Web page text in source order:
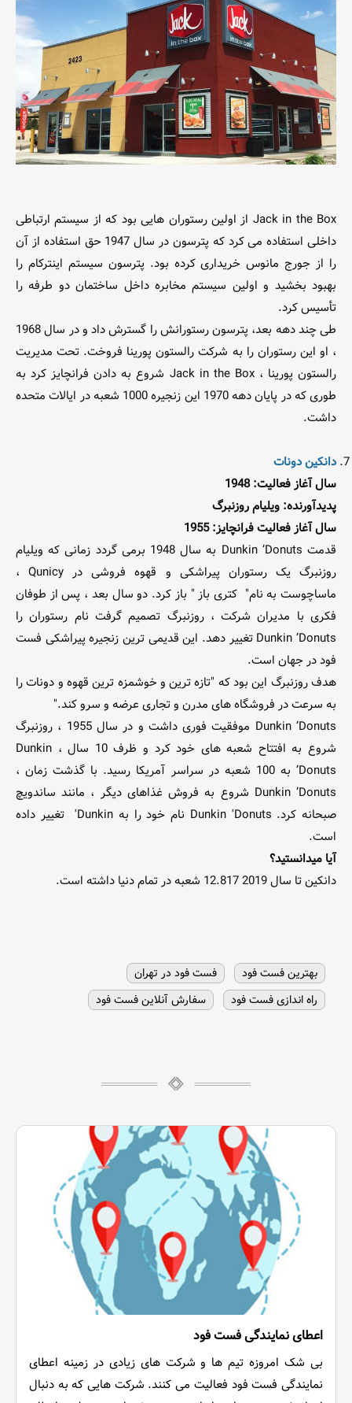
Jack in the Box از اولین رستوران هایی بود که از سیستم ارتباطی
داخلی استفاده می کرد که پترسون در سال 1947 حق استفاده از آن
را از جورج مانوس خریداری کرده بود. پترسون سیستم اینترکام را
بهبود بخشید و اولین سیستم مخابره داخل ساختمان دو طرفه را
تأسیس کرد.
طی چند دهه بعد، پترسون رستورانش را گسترش داد و در سال 1968
، او این رستوران را به شرکت رالستون پورینا فروخت. تحت مدیریت
رالستون پورینا ، Jack in the Box شروع به دادن فرانچایز کرد به
طوری که در پایان دهه 1970 این زنجیره 1000 شعبه در ایالات متحده
داشت.
دانکین دونات
سال آغاز فعالیت: 1948
پدیدآورنده: ویلیام روزنبرگ
سال آغاز فعالیت فرانچایز: 1955
قدمت Dunkin ’Donuts به سال 1948 برمی گردد زمانی که ویلیام
روزنبرگ یک رستوران پیراشکی و قهوه فروشی در Qunicy ،
ماساچوست به نام" کتری باز " باز کرد. دو سال بعد ، پس از طوفان
فکری با مدیران شرکت ، روزنبرگ تصمیم گرفت نام رستوران را
Dunkin ’Donuts تغییر دهد. این قدیمی ترین زنجیره پیراشکی فست
فود در جهان است.
هدف روزنبرگ این بود که "تازه ترین و خوشمزه ترین قهوه و دونات را
به سرعت در فروشگاه های مدرن و تجاری عرضه و سرو کند."
Dunkin ’Donuts موفقیت فوری داشت و در سال 1955 ، روزنبرگ
شروع به افتتاح شعبه های خود کرد و ظرف 10 سال ، Dunkin
’Donuts به 100 شعبه در سراسر آمریکا رسید. با گذشت زمان ،
Dunkin ’Donuts شروع به فروش غذاهای دیگر ، مانند ساندویچ
صبحانه کرد. Dunkin 'Donuts نام خود را به Dunkin' تغییر داده
است.
آیا میدانستید؟
دانکین تا سال 2019 12.817 شعبه در تمام دنیا داشته است.
بهترین فست فود
فست فود در تهران
راه اندازی فست فود
سفارش آنلاین فست فود
اعطای نمایندگی فست فود
بی شک امروزه تیم ها و شرکت های زیادی در زمینه اعطای
نمایندگی فست فود فعالیت می کنند. شرکت هایی که به دنبال